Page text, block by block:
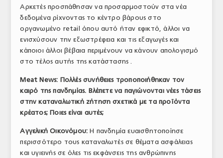
Αρκετές προσπάθησαν να προσαρμοστούν στα νέα
δεδομένα ρίχνοντας το κέντρο βάρους στο
οργανωμένο retail όπου αυτό ήταν εφικτό, άλλοι να
ενισχύσουν την εξωστρέφεια και τις εξαγωγές και
κάποιοι άλλοι βέβαια περιμένουν να κάνουν απολογισμό
στο τέλος αυτής της κατάστασης .
Meat News: Πολλές συνήθειες τροποποιήθηκαν τον
καιρό της πανδημίας. Βλέπετε να παγιώνονται νέες τάσεις
στην καταναλωτική ζήτηση σχετικά με τα προϊόντα
κρέατος; Ποιες είναι αυτές;
Αγγελική Οικονόμου:Η πανδημία ευαισθητοποίησε
περισσότερο τους καταναλωτές σε θέματα ασφάλειας
και υγιεινής σε όλες τις εκφάνσεις της ανθρώπινης